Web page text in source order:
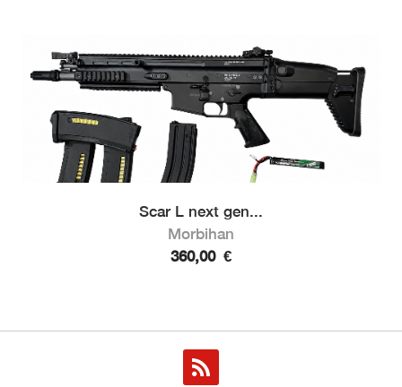
Scar L next gen...
Morbihan
360,00 €